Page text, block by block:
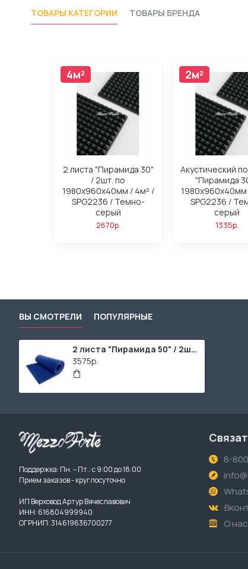
ТОВАРЫ КАТЕГОРИИ ТОВАРЫ БРЕНДА
4м²
4м²
2 листа "Пирамида 30"
/ 2шт. по
1980х960х40мм / 4м² /
SPG2236 / Темно-
серый
2670р.
2м²
2м²
Акустический
"Пирамида
1980х960х40мм
SPG2236 /
серый
1335р.
ВЫ СМОТРЕЛИ ПОПУЛЯРНЫЕ
2 листа "Пирамида 50" / 2шт. по 1950х950х65мм / 4м² / SPG2236 / Темно-синий
3575р.
Поддержка: Пн. – Пт.: с 9:00 до 18:00
Прием заказов - круглосуточно
ИП Верховод Артур Вячеславович
ИНН: 616804999940
ОГРНИП: 314619636700277
8-
О нас